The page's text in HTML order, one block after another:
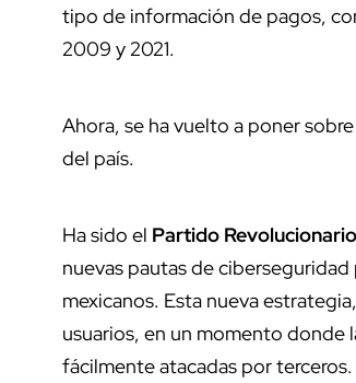
tipo de información de pagos,
2009 y 2021.
Ahora, se ha vuelto a poner
del país.
Ha sido el Partido
nuevas pautas de
mexicanos. Esta nueva
usuarios, en un momento donde
fácilmente atacadas por terceros.